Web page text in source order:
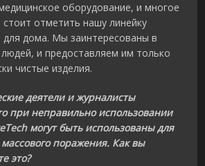
оборудование, и многое
отметить нашу линейку
для дома. Мы заинтересованы в
и предоставляем им только
чистые изделия.
деятели и журналисты
при неправильно использовании
могут быть использованы для
поражения. Как вы
это?